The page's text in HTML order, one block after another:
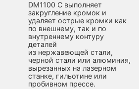
DM1100 C выполняет
закругление кромок и
удаляет острые кромки как
по внешнему, так и по
внутреннему контуру
деталей
из нержавеющей стали,
черной стали или алюминия,
вырезанных на лазерном
станке, гильотине или
пробивном прессе.